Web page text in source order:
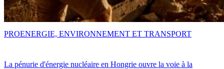
La pénurie d'énergie nucléaire en Hongrie ouvre la voie à la
PROENERGIE, ENVIRONNEMENT ET TRANSPORT